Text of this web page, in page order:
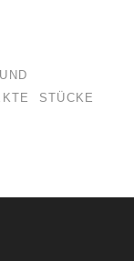
STÜCKE